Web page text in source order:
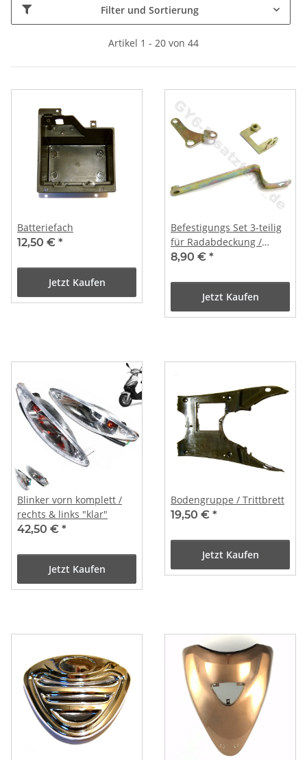
Filter und Sortierung
Artikel 1 - 20 von 44
Batteriefach
12,50 € *
Jetzt Kaufen
Befestigungs Set 3-teilig
für Radabdeckung /
Spritzschutz REX RS
8,90 € *
Jetzt Kaufen
Blinker vorn komplett /
rechts & links "klar"
42,50 € *
Jetzt Kaufen
Bodengruppe / Trittbrett
19,50 € *
Jetzt Kaufen